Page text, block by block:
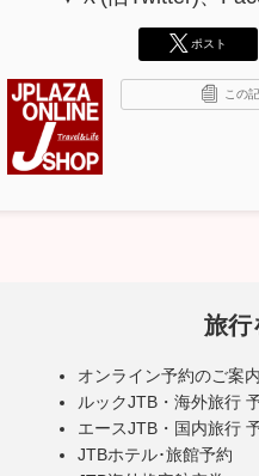
ポスト
この
旅行
オンライン予約のご案内
ルックJTB・海外旅行
エースJTB・国内旅行
JTBホテル･旅館予約